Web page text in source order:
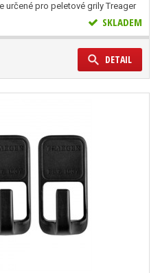
určené pro peletové grily Treager
SKLADEM
DETAIL